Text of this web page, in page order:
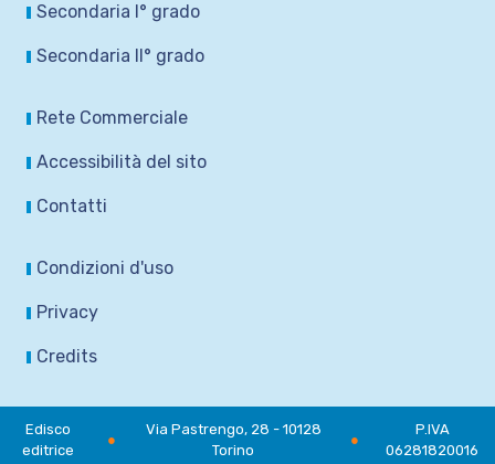
Secondaria I° grado
Secondaria II° grado
Rete Commerciale
Accessibilità del sito
Contatti
Condizioni d'uso
Privacy
Credits
Edisco
editrice
●
Via Pastrengo, 28 - 10128
Torino
●
P.IVA
06281820016